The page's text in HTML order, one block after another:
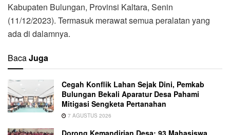
Kabupaten Bulungan, Provinsi Kaltara, Senin
(11/12/2023). Termasuk merawat semua peralatan yang
ada di dalamnya.
BacaJuga
Cegah Konflik Lahan Sejak Dini, Pemkab
Bulungan Bekali Aparatur Desa Pahami
Mitigasi Sengketa Pertanahan
7 AGUSTUS 2026
Dorong Kemandirian Desa: 93 Mahasiswa